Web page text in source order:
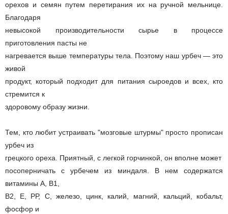
орехов и семян путем перетирания их на ручной мельнице.
Благодаря
невысокой производительности сырье в процессе
приготовления пасты не
нагревается выше температуры тела. Поэтому наш урбеч ― это
живой
продукт, который подходит для питания сыроедов и всех, кто
стремится к
здоровому образу жизни.
Тем, кто любит устраивать "мозговые штурмы" просто прописан
урбеч из
грецкого ореха. Приятный, с легкой горчинкой, он вполне может
посоперничать с урбечем из миндаля. В нем содержатся
витамины А, В1,
В2, Е, РР, С, железо, цинк, калий, магний, кальций, кобальт,
фосфор и